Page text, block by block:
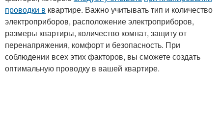
проводки в квартире. Важно учитывать тип и количество
электроприборов, расположение электроприборов,
размеры квартиры, количество комнат, защиту от
перенапряжения, комфорт и безопасность. При
соблюдении всех этих факторов, вы сможете создать
оптимальную проводку в вашей квартире.